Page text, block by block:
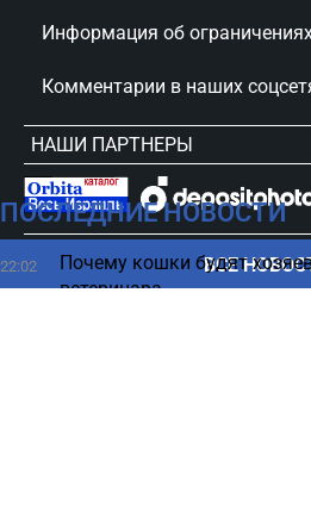
ПОСЛЕДНИЕ НОВОСТИ
22:02
Почему кошки будят
ветеринара
ВСЕ
Информация об
Комментарии в наших
НАШИ ПАРТНЕРЫ
сursorinfo.co.il © Все права